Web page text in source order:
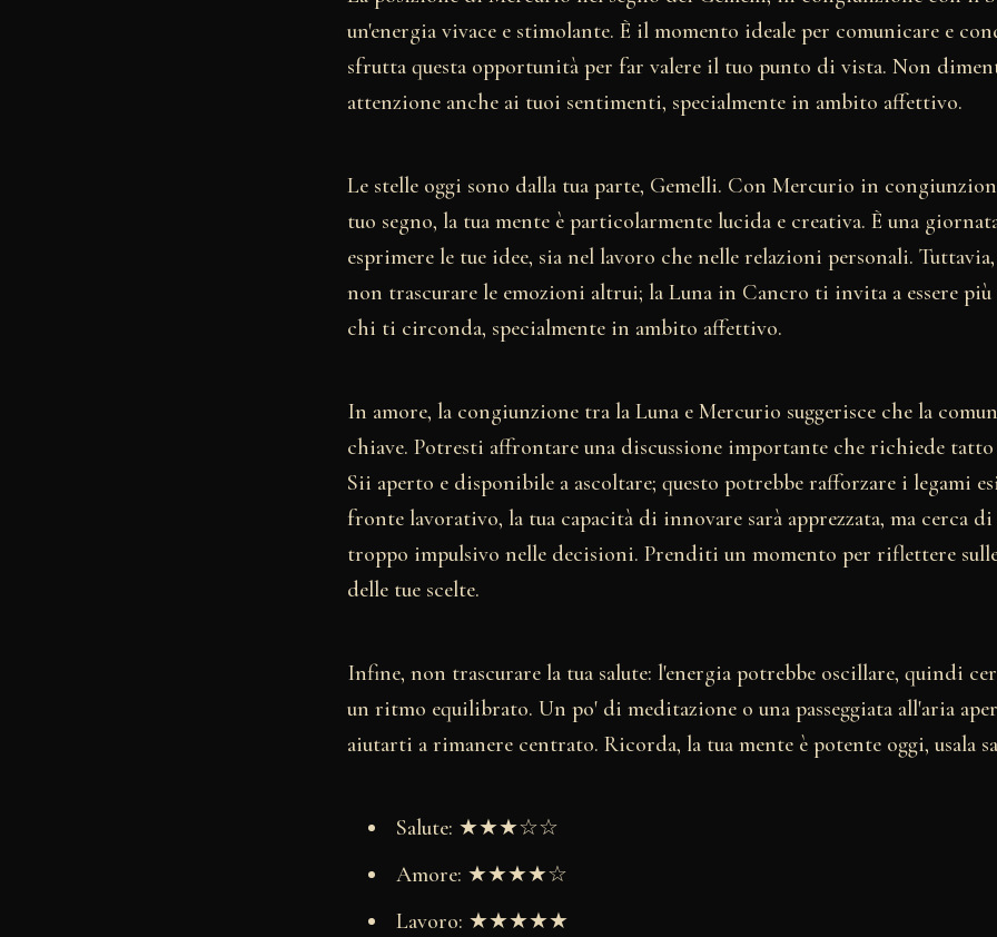
un'energia vivace e stimolante. È il momento ideale per comunicare e
sfrutta questa opportunità per far valere il tuo punto di vista. Non
attenzione anche ai tuoi sentimenti, specialmente in ambito affettivo.
Le stelle oggi sono dalla tua parte, Gemelli. Con Mercurio in
tuo segno, la tua mente è particolarmente lucida e creativa. È una
esprimere le tue idee, sia nel lavoro che nelle relazioni personali.
non trascurare le emozioni altrui; la Luna in Cancro ti invita a essere più
chi ti circonda, specialmente in ambito affettivo.
In amore, la congiunzione tra la Luna e Mercurio suggerisce che la
chiave. Potresti affrontare una discussione importante che richiede
Sii aperto e disponibile a ascoltare; questo potrebbe rafforzare i legami
fronte lavorativo, la tua capacità di innovare sarà apprezzata, ma cerca di
troppo impulsivo nelle decisioni. Prenditi un momento per riflettere sulle
delle tue scelte.
Infine, non trascurare la tua salute: l'energia potrebbe oscillare, quindi
un ritmo equilibrato. Un po' di meditazione o una passeggiata all'aria
aiutarti a rimanere centrato. Ricorda, la tua mente è potente oggi, usala
Salute: ★★★☆☆
Amore: ★★★★☆
Lavoro: ★★★★★